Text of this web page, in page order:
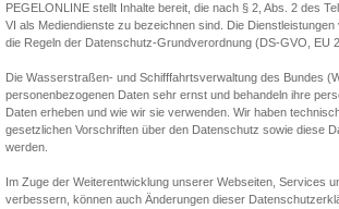
PEGELONLINE stellt Inhalte bereit, die nach § 2, Abs. 2 des
VI als Mediendienste zu bezeichnen sind. Die
die Regeln der Datenschutz-Grundverordnung (DS-GVO, EU
Die Wasserstraßen- und Schifffahrtsverwaltung des Bundes
personenbezogenen Daten sehr ernst und behandeln ihre
Daten erheben und wie wir sie verwenden. Wir haben
gesetzlichen Vorschriften über den Datenschutz sowie diese
werden.
Im Zuge der Weiterentwicklung unserer Webseiten, Services
verbessern, können auch Änderungen dieser